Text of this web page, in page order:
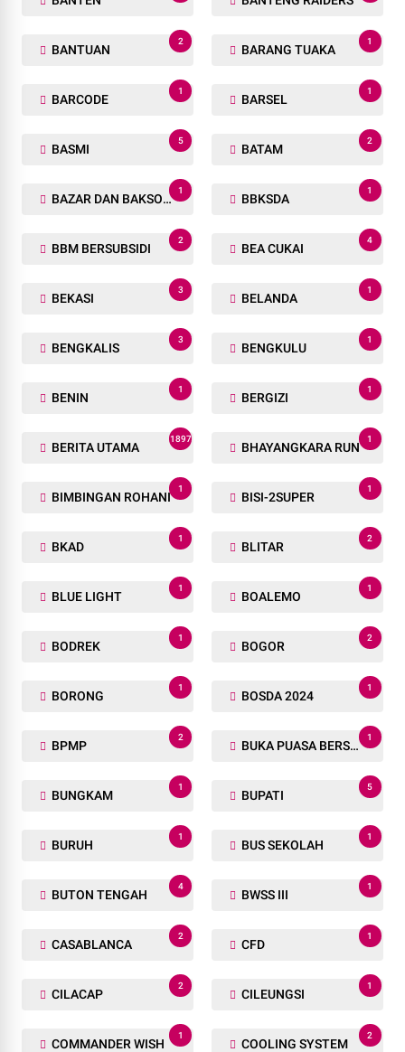
BANTUAN
2
BARANG TUAKA
1
BARCODE
1
BARSEL
1
BASMI
5
BATAM
2
BAZAR DAN BAKSOS RAMADHAN
1
BBKSDA
1
BBM BERSUBSIDI
2
BEA CUKAI
4
BEKASI
3
BELANDA
1
BENGKALIS
3
BENGKULU
1
BENIN
1
BERGIZI
1
BERITA UTAMA
1897
BHAYANGKARA RUN
1
BIMBINGAN ROHANI
1
BISI-2SUPER
1
BKAD
1
BLITAR
2
BLUE LIGHT
1
BOALEMO
1
BODREK
1
BOGOR
2
BORONG
1
BOSDA 2024
1
BPMP
2
BUKA PUASA BERSAMA
1
BUNGKAM
1
BUPATI
5
BURUH
1
BUS SEKOLAH
1
BUTON TENGAH
4
BWSS III
1
CASABLANCA
2
CFD
1
CILACAP
2
CILEUNGSI
1
COMMANDER WISH
1
COOLING SYSTEM
2